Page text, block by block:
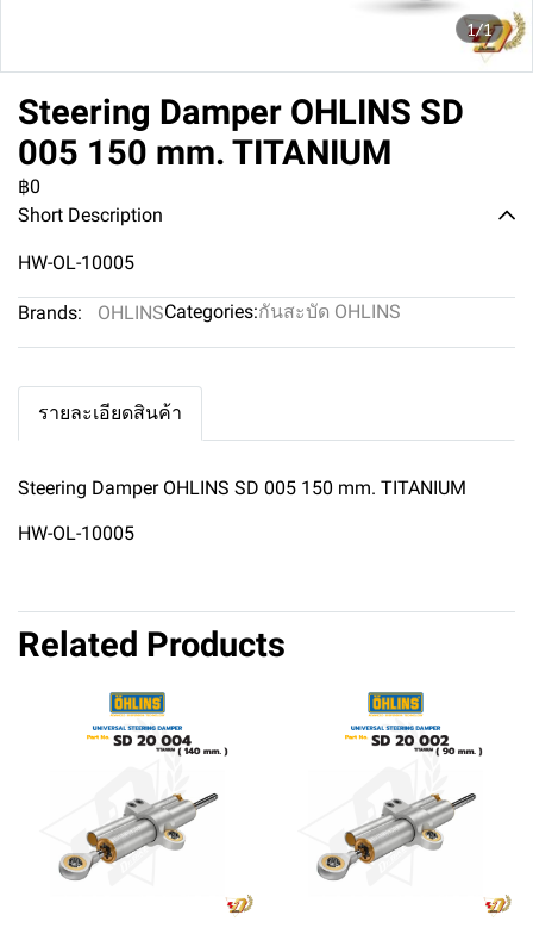
1/1
Steering Damper OHLINS SD
005 150 mm. TITANIUM
฿0
Short Description
HW-OL-10005
Brands: OHLINSCategories:กันสะบัด OHLINS
รายละเอียดสินค้า
Steering Damper OHLINS SD 005 150 mm. TITANIUM
HW-OL-10005
Related Products